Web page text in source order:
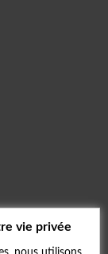
vie privée